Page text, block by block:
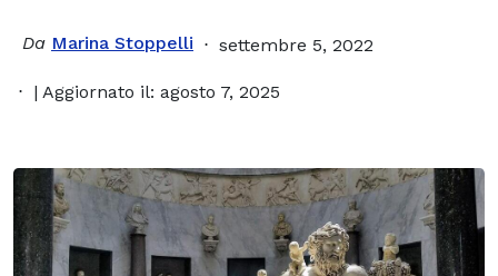
Da Marina Stoppelli settembre 5, 2022
| Aggiornato il: agosto 7, 2025